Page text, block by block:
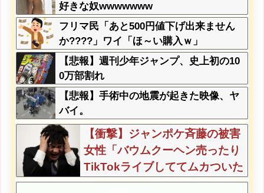
好きな奴wwwwwww
フリマ民「あと500円値下げ出来ません
か????」ワイ「ほ～い購入ｗ」
【悲報】週刊少年ジャンプ、史上初の10
0万部割れ
【悲報】手術中の地震が起きた映像、ヤ
バイ。
【衝撃】ジャンポケ斉藤の被害
女性「バウムクーヘン売ったり
TikTokライブしててムカついた
から示談しなかった」←コレっ